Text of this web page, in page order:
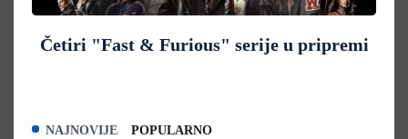
Četiri "Fast & Furious" serije u pripremi
NAJNOVIJE POPULARNO